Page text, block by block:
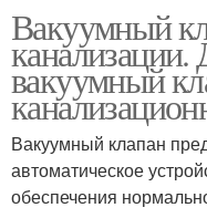
Вакуумный
канализации.
вакуумный
Вакуумный клапан
автоматическое
обеспечения